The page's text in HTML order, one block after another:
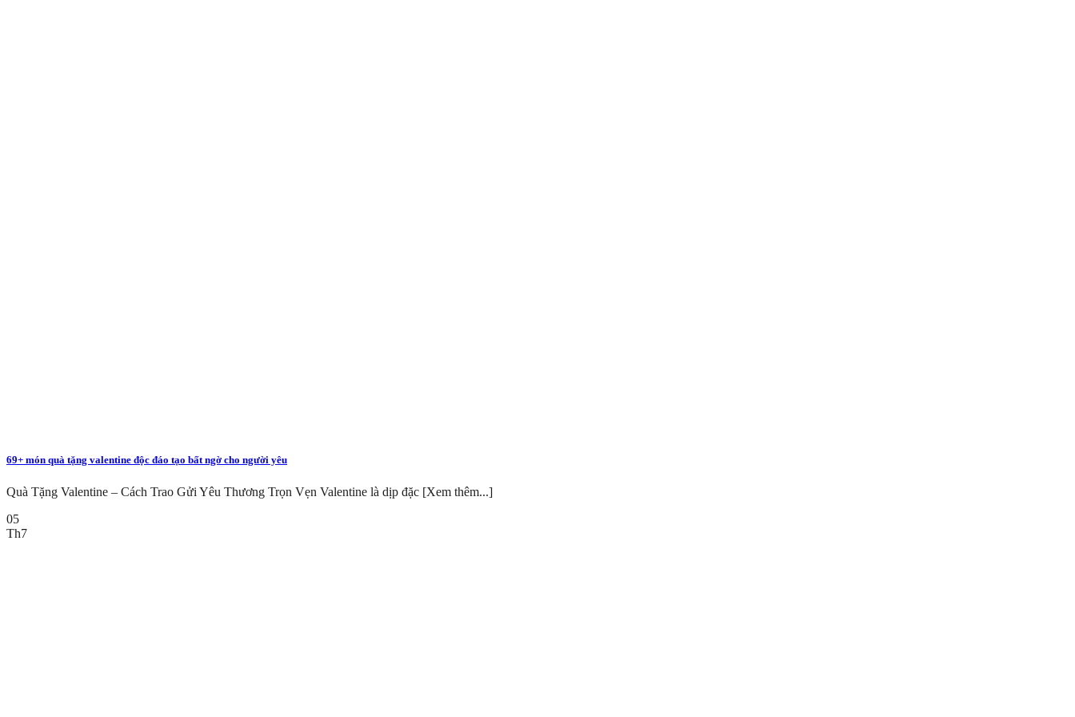
69+ món quà tặng valentine độc đáo tạo bất ngờ cho người yêu
Quà Tặng Valentine – Cách Trao Gửi Yêu Thương Trọn Vẹn Valentine là dịp đặc [Xem thêm...]
05
Th7